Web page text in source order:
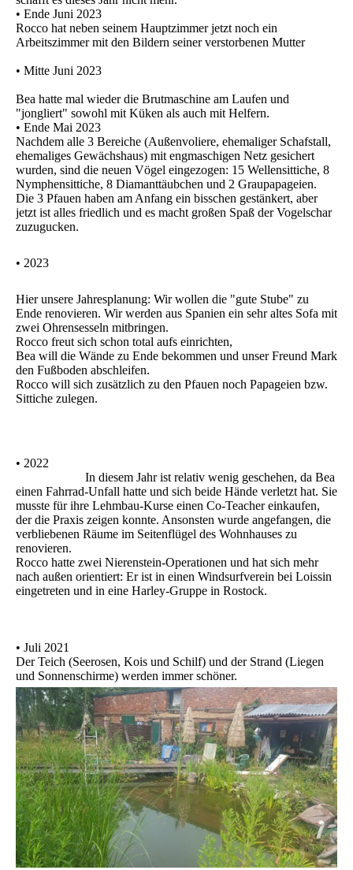
• Ende Juni 2023
Rocco hat neben seinem Hauptzimmer jetzt noch ein
Arbeitszimmer mit den Bildern seiner verstorbenen Mutter
• Mitte Juni 2023
Bea hatte mal wieder die Brutmaschine am Laufen und
"jongliert" sowohl mit Küken als auch mit Helfern.
• Ende Mai 2023
Nachdem alle 3 Bereiche (Außenvoliere, ehemaliger Schafstall,
ehemaliges Gewächshaus) mit engmaschigen Netz gesichert
wurden, sind die neuen Vögel eingezogen: 15 Wellensittiche, 8
Nymphensittiche, 8 Diamanttäubchen und 2 Graupapageien.
Die 3 Pfauen haben am Anfang ein bisschen gestänkert, aber
jetzt ist alles friedlich und es macht großen Spaß der Vogelschar
zuzugucken.
• 2023
Hier unsere Jahresplanung: Wir wollen die "gute Stube" zu
Ende renovieren. Wir werden aus Spanien ein sehr altes Sofa mit
zwei Ohrensesseln mitbringen.
Rocco freut sich schon total aufs einrichten,
Bea will die Wände zu Ende bekommen und unser Freund Mark
den Fußboden abschleifen.
Rocco will sich zusätzlich zu den Pfauen noch Papageien bzw.
Sittiche zulegen.
• 2022
In diesem Jahr ist relativ wenig geschehen, da Bea
einen Fahrrad-Unfall hatte und sich beide Hände verletzt hat. Sie
musste für ihre Lehmbau-Kurse einen Co-Teacher einkaufen,
der die Praxis zeigen konnte. Ansonsten wurde angefangen, die
verbliebenen Räume im Seitenflügel des Wohnhauses zu
renovieren.
Rocco hatte zwei Nierenstein-Operationen und hat sich mehr
nach außen orientiert: Er ist in einen Windsurfverein bei Loissin
eingetreten und in eine Harley-Gruppe in Rostock.
• Juli 2021
Der Teich (Seerosen, Kois und Schilf) und der Strand (Liegen
und Sonnenschirme) werden immer schöner.